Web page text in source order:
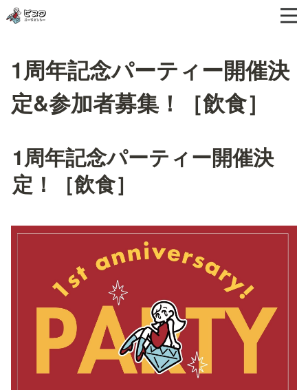
1周年記念パーティー開催決
定&参加者募集！［飲食］
1周年記念パーティー開催決
定！［飲食］